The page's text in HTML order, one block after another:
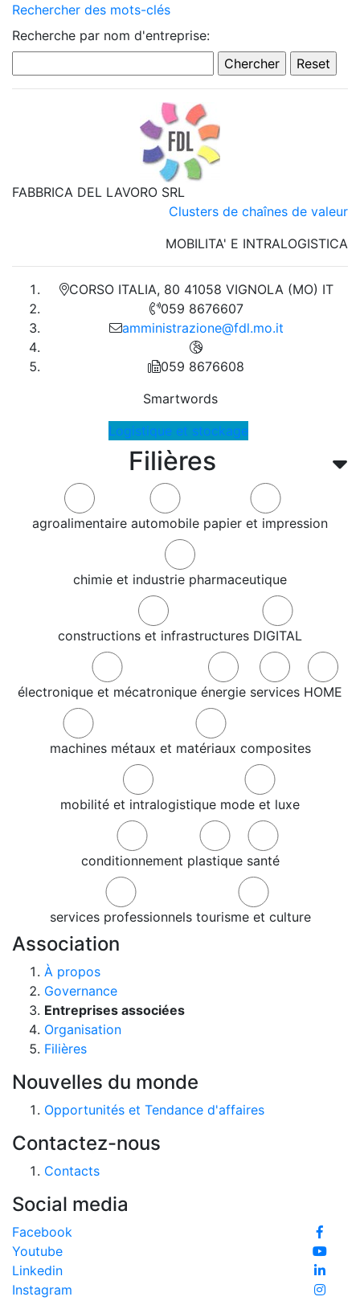
Rechercher des mots-clés
Recherche par nom d'entreprise:
Filières
agroalimentaire automobile papier et impression
chimie et industrie pharmaceutique
constructions et infrastructures DIGITAL
électronique et mécatronique énergie services HOME
machines métaux et matériaux composites
mobilité et intralogistique mode et luxe
conditionnement plastique santé
services professionnels tourisme et culture
FABBRICA DEL LAVORO SRL
Clusters de chaînes de valeur
MOBILITA' E INTRALOGISTICA
CORSO ITALIA, 80 41058 VIGNOLA (MO) IT
059 8676607
amministrazione@fdl.mo.it
059 8676608
Smartwords
Logistique et stockage
Association
À propos
Governance
Entreprises associées
Organisation
Filières
Nouvelles du monde
Opportunités et Tendance d'affaires
Contactez-nous
Contacts
Social media
Facebook
Youtube
Linkedin
Instagram